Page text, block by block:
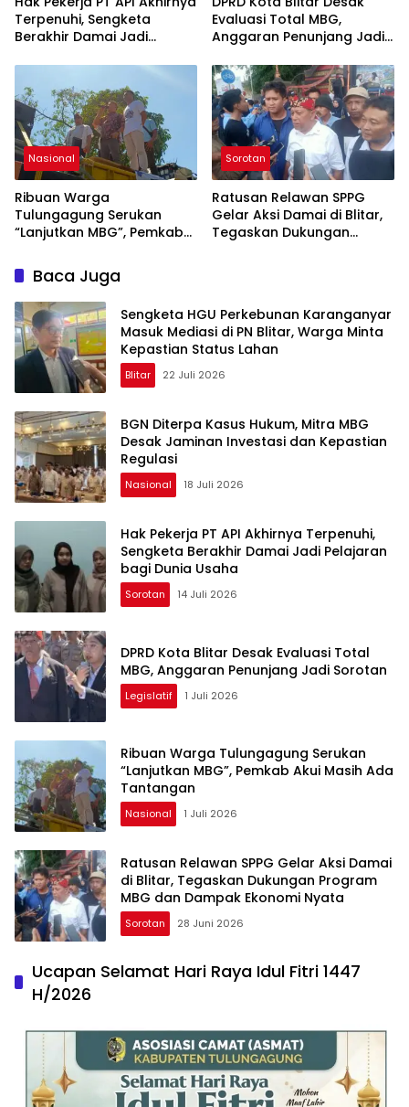
Terpenuhi, Sengketa
Berakhir Damai Jadi
Usaha
Evaluasi Total MBG,
Anggaran Penunjang Jadi
Nasional
Ribuan Warga
Tulungagung Serukan
“Lanjutkan MBG”, Pemkab
Sorotan
Ratusan Relawan SPPG
Gelar Aksi Damai di Blitar,
Tegaskan Dukungan
Baca Juga
Sengketa HGU Perkebunan Karanganyar
Masuk Mediasi di PN Blitar, Warga Minta
Kepastian Status Lahan
Blitar 22 Juli 2026
BGN Diterpa Kasus Hukum, Mitra MBG
Desak Jaminan Investasi dan Kepastian
Regulasi
Nasional 18 Juli 2026
Hak Pekerja PT API Akhirnya Terpenuhi,
Sengketa Berakhir Damai Jadi Pelajaran
bagi Dunia Usaha
Sorotan 14 Juli 2026
DPRD Kota Blitar Desak Evaluasi Total
MBG, Anggaran Penunjang Jadi Sorotan
Legislatif 1 Juli 2026
Ribuan Warga Tulungagung Serukan
“Lanjutkan MBG”, Pemkab Akui Masih Ada
Tantangan
Nasional 1 Juli 2026
Ratusan Relawan SPPG Gelar Aksi Damai
di Blitar, Tegaskan Dukungan Program
MBG dan Dampak Ekonomi Nyata
Sorotan 28 Juni 2026
Ucapan Selamat Hari Raya Idul Fitri 1447
H/2026